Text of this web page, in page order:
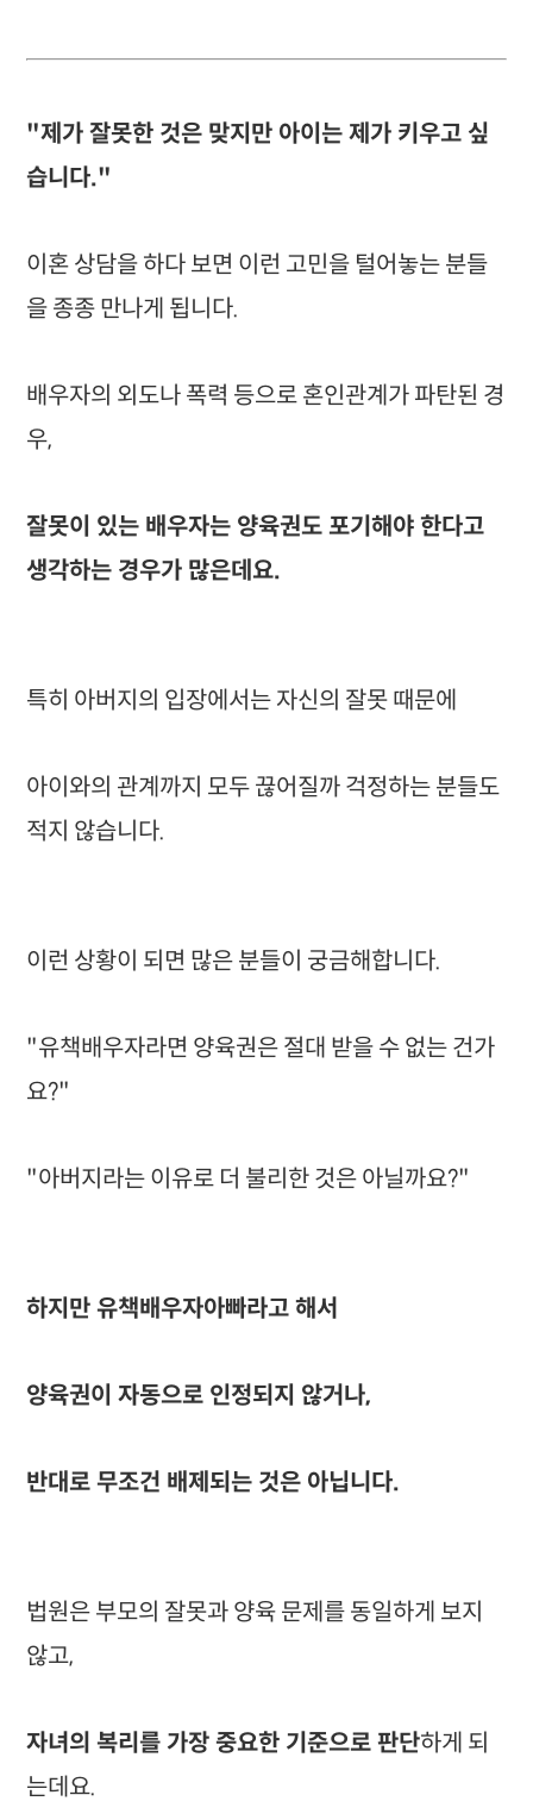
"제가 잘못한 것은 맞지만 아이는 제가 키우고 싶
습니다."
이혼 상담을 하다 보면 이런 고민을 털어놓는 분들
을 종종 만나게 됩니다.
배우자의 외도나 폭력 등으로 혼인관계가 파탄된 경
우,
잘못이 있는 배우자는 양육권도 포기해야 한다고
생각하는 경우가 많은데요.
특히 아버지의 입장에서는 자신의 잘못 때문에
아이와의 관계까지 모두 끊어질까 걱정하는 분들도
적지 않습니다.
이런 상황이 되면 많은 분들이 궁금해합니다.
"유책배우자라면 양육권은 절대 받을 수 없는 건가
요?"
"아버지라는 이유로 더 불리한 것은 아닐까요?"
하지만 유책배우자아빠라고 해서
양육권이 자동으로 인정되지 않거나,
반대로 무조건 배제되는 것은 아닙니다.
법원은 부모의 잘못과 양육 문제를 동일하게 보지
않고,
자녀의 복리를 가장 중요한 기준으로 판단하게 되
는데요.